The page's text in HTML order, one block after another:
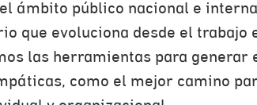
ámbito público nacional e
que evoluciona desde el trabajo
las herramientas para generar
como el mejor camino